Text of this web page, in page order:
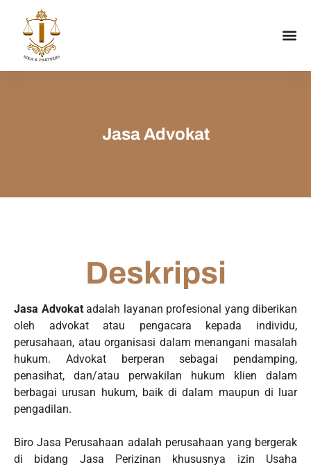
Jasa Advokat
Deskripsi
Jasa Advokatadalah layanan profesional yang diberikan
oleh advokat atau pengacara kepada individu,
perusahaan, atau organisasi dalam menangani masalah
hukum. Advokat berperan sebagai pendamping,
penasihat, dan/atau perwakilan hukum klien dalam
berbagai urusan hukum, baik di dalam maupun di luar
pengadilan.
Biro Jasa Perusahaan adalah perusahaan yang bergerak
di bidang Jasa Perizinan khususnya izin Usaha